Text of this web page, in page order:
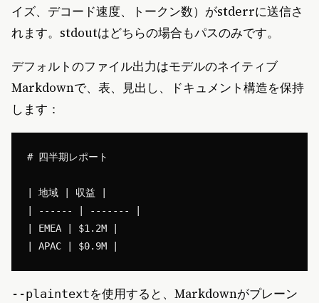
イズ、デコード速度、トークン数）がstderrに送信さ
れます。stdoutはどちらの場合もパスのみです。
デフォルトのファイル出力はモデルのネイティブ
Markdownで、表、見出し、ドキュメント構造を保持
します：
# 四半期レポート
| 地域 | 収益 |
| ------ | ------- |
| EMEA | $1.2M |
--plaintextを使用すると、Markdownがプレーン